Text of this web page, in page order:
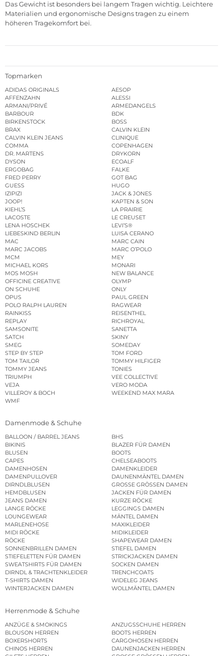
Das Gewicht ist besonders bei langem Tragen wichtig. Leichtere
Materialien und ergonomische Designs tragen zu einem
höheren Tragekomfort bei.
Topmarken
ADIDAS ORIGINALS
AESOP
AFFENZAHN
ALESSI
ARMANI/PRIVÉ
ARMEDANGELS
BARBOUR
BDK
BIRKENSTOCK
BOSS
BRAX
CALVIN KLEIN
CALVIN KLEIN JEANS
CLINIQUE
COMMA
COPENHAGEN
DR. MARTENS
DRYKORN
DYSON
ECOALF
ERGOBAG
FALKE
FRED PERRY
GOT BAG
GUESS
HUGO
IZIPIZI
JACK & JONES
JOOP!
KAPTEN & SON
KIEHL’S
LA PRAIRIE
LACOSTE
LE CREUSET
LENA HOSCHEK
LEVI’S®
LIEBESKIND BERLIN
LUISA CERANO
MAC
MARC CAIN
MARC JACOBS
MARC O’POLO
MCM
MEY
MICHAEL KORS
MONARI
MOS MOSH
NEW BALANCE
OFFICINE CREATIVE
OLYMP
ON SCHUHE
ONLY
OPUS
PAUL GREEN
POLO RALPH LAUREN
RAGWEAR
RAINKISS
REISENTHEL
REPLAY
RICHROYAL
SAMSONITE
SANETTA
SATCH
SKINY
SMEG
SOMEDAY
STEP BY STEP
TOM FORD
TOM TAILOR
TOMMY HILFIGER
TOMMY JEANS
TONIES
TRIUMPH
VEE COLLECTIVE
VEJA
VERO MODA
VILLEROY & BOCH
WEEKEND MAX MARA
WMF
Damenmode & Schuhe
BALLOON / BARREL JEANS
BHS
BIKINIS
BLAZER FÜR DAMEN
BLUSEN
BOOTS
CAPES
CHELSEABOOTS
DAMENHOSEN
DAMENKLEIDER
DAMENPULLOVER
DAUNENMÄNTEL DAMEN
DIRNDLBLUSEN
GROSSE GRÖSSEN DAMEN
HEMDBLUSEN
JACKEN FÜR DAMEN
JEANS DAMEN
KURZE RÖCKE
LANGE RÖCKE
LEGGINGS DAMEN
LOUNGEWEAR
MÄNTEL DAMEN
MARLENEHOSE
MAXIKLEIDER
MIDI RÖCKE
MIDIKLEIDER
RÖCKE
SHAPEWEAR DAMEN
SONNENBRILLEN DAMEN
STIEFEL DAMEN
STIEFELETTEN FÜR DAMEN
STRICKJACKEN DAMEN
SWEATSHIRTS FÜR DAMEN
SOCKEN DAMEN
DIRNDL & TRACHTENKLEIDER
TRENCHCOATS
T-SHIRTS DAMEN
WIDELEG JEANS
WINTERJACKEN DAMEN
WOLLMÄNTEL DAMEN
Herrenmode & Schuhe
ANZÜGE & SMOKINGS
ANZUGSSCHUHE HERREN
BLOUSON HERREN
BOOTS HERREN
BOXERSHORTS
CARGOHOSEN HERREN
CHINOS HERREN
DAUNENJACKEN HERREN